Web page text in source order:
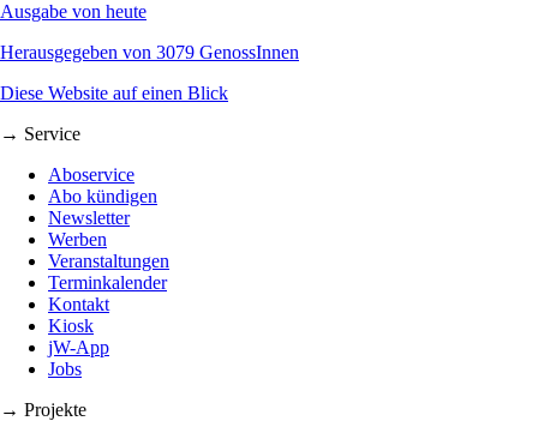
Ausgabe von heute
Herausgegeben von 3079 GenossInnen
Diese Website auf einen Blick
→ Service
Aboservice
Abo kündigen
Newsletter
Werben
Veranstaltungen
Terminkalender
Kontakt
Kiosk
jW-App
Jobs
→ Projekte